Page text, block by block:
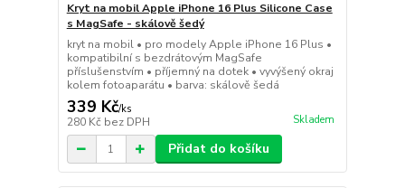
Kryt na mobil Apple iPhone 16 Plus Silicone Case
s MagSafe - skálově šedý
kryt na mobil • pro modely Apple iPhone 16 Plus •
kompatibilní s bezdrátovým MagSafe
příslušenstvím • příjemný na dotek • vyvýšený okraj
kolem fotoaparátu • barva: skálově šedá
339 Kč/ks
280 Kč bez DPH Skladem
Přidat do košíku